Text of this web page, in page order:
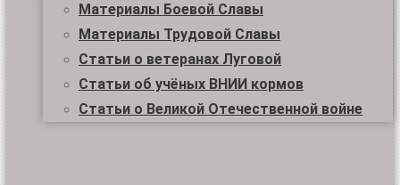
Материалы Боевой Славы
Материалы Трудовой Славы
Статьи о ветеранах Луговой
Статьи об учёных ВНИИ кормов
Статьи о Великой Отечественной войне